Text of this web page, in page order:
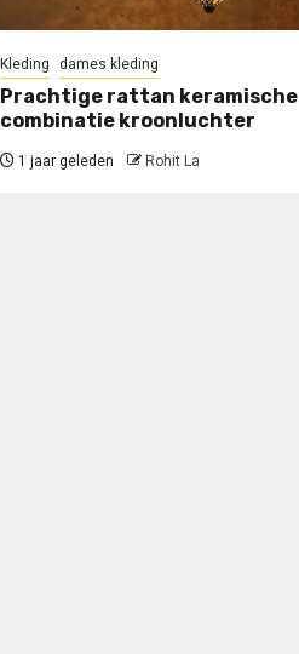
Kleding dames kleding
Prachtige rattan keramische
combinatie kroonluchter
1 jaar geleden Rohit La